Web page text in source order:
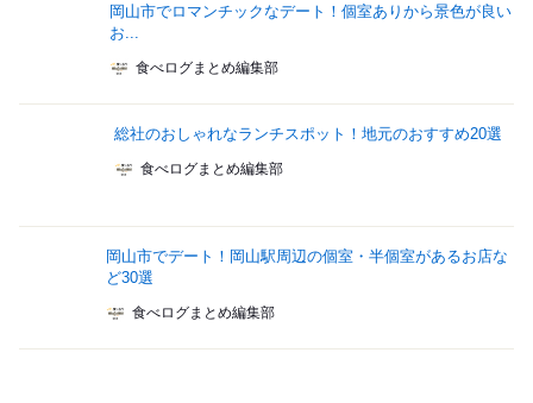
岡山市でロマンチックなデート！個室ありから景色が良い
お...
食べログまとめ編集部
総社のおしゃれなランチスポット！地元のおすすめ20選
食べログまとめ編集部
岡山市でデート！岡山駅周辺の個室・半個室があるお店な
ど30選
食べログまとめ編集部